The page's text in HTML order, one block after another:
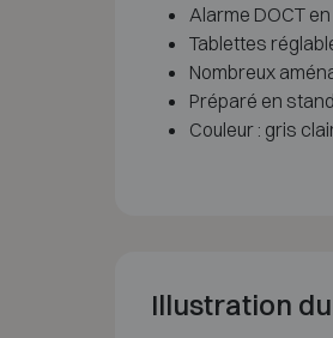
Alarme DOCT
Tablettes
Nombreux
Préparé en
Couleur : gris
Illustration